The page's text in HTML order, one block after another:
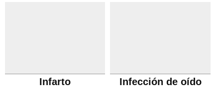
Infarto Infección de oído